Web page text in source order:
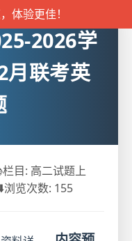
体验更佳！
2026学
月联考英
栏目: 高二试题上
浏览次数: 155